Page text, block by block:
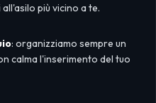
più vicino a te.
: organizziamo sempre un
calma l'inserimento del tuo